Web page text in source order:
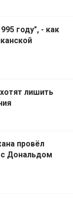
году", - как
лишить
провёл
Дональдом